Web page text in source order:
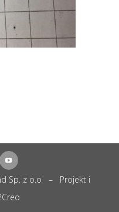
Sp. z o.o – Projekt i